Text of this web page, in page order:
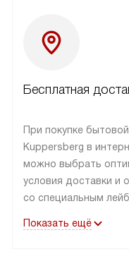
Бесплатная
При покупке
Kuppersberg в
можно выбрать
условия доставки и
со специальным
в пределах МКАД до
Показать ещё